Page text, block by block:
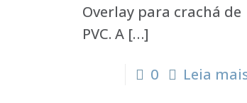
Overlay para crachá de
PVC. A[…]
0 Leia